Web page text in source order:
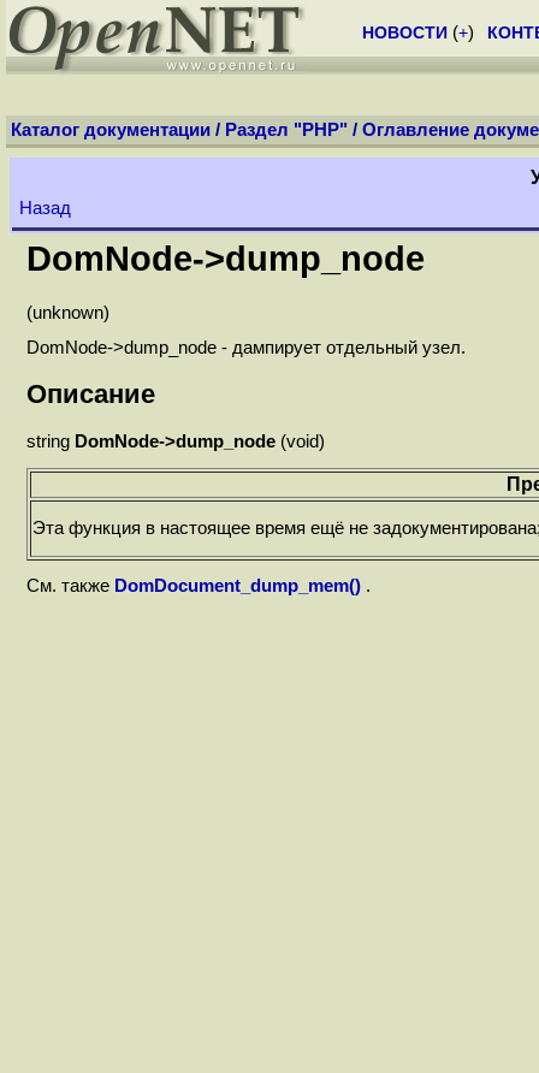
НОВОСТИ (+)
Каталог документации / Раздел "PHP" / Оглавление
Назад
DomNode->dump_node
(unknown)
DomNode->dump_node - дампирует отдельный узел.
Описание
string DomNode->dump_node (void)
Эта функция в настоящее время ещё не
См. также DomDocument_dump_mem() .